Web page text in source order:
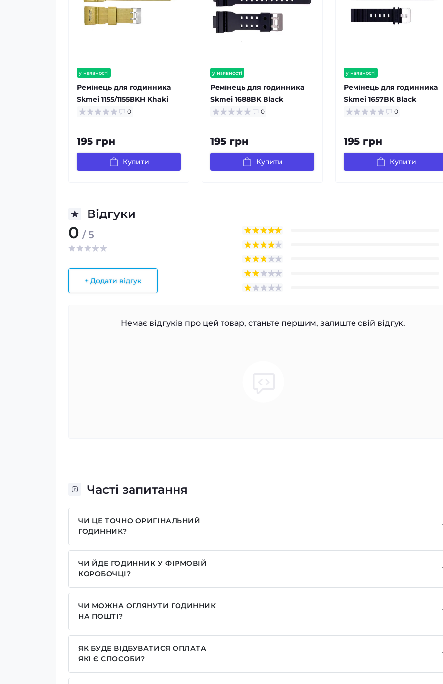
у наявності
Ремінець для годинника
Skmei 1155/1155BKH Khaki
0
195 грн
Купити
у наявності
Ремінець для годинника
Skmei 1688BK Black
0
195 грн
Купити
у наявності
Ремінець для годинника
Skmei 1657BK Black
0
195 грн
Купити
Відгуки
0 / 5
+ Додати відгук
Немає відгуків про цей товар, станьте першим, залиште свій відгук.
Часті запитання
ЧИ ЦЕ ТОЧНО ОРИГІНАЛЬНИЙ
ГОДИННИК?
Так, усі годинники у нас лише оригінальні, ми є представником багатьох брендів.
ЧИ ЙДЕ ГОДИННИК У ФІРМОВІЙ
КОРОБОЧЦІ?
Для годинників бренду Casio, Pagani Design, GUARDO та GOODYEAR додаємо фірмові коробочки із
брендовим надписом. Для бренду AWARDER додаємо чорну із тризубом коробочку або
камуфляжну(в залежності класична модель чи спортивна) усі інші моделі відправляємо надійно
моделі годинника. Особливо якщо купляєте годинник на подарунок рекомендуємо подивитись на
наші подарункові коробочки.
ЧИ МОЖНА ОГЛЯНУТИ ГОДИННИК
НА ПОШТІ?
Так у нас дозволений огляд годинників на пошті.
ЯК БУДЕ ВІДБУВАТИСЯ ОПЛАТА
ЯКІ Є СПОСОБИ?
У нас досить широкий вибір способів оплат. Можлива: оплата при отриманні, передплата за